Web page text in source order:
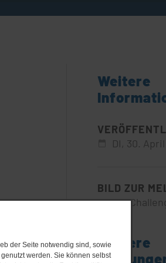
der Seite notwendig sind, sowie
werden. Sie können selbst
Weitere
DI, 30.
BILD ZUR
Big
Weitere